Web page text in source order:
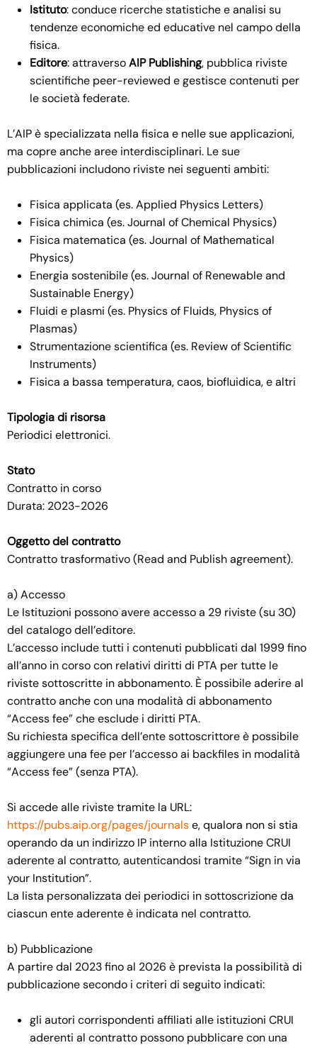
Istituto: conduce ricerche statistiche e analisi su
tendenze economiche ed educative nel campo della
fisica.
Editore: attraversoAIP Publishing, pubblica riviste
scientifiche peer-reviewed e gestisce contenuti per
le società federate.
L’AIP è specializzata nella fisica e nelle sue applicazioni,
ma copre anche aree interdisciplinari. Le sue
pubblicazioni includono riviste nei seguenti ambiti:
Fisica applicata (es. Applied Physics Letters)
Fisica chimica (es. Journal of Chemical Physics)
Fisica matematica (es. Journal of Mathematical
Physics)
Energia sostenibile (es. Journal of Renewable and
Sustainable Energy)
Fluidi e plasmi (es. Physics of Fluids, Physics of
Plasmas)
Strumentazione scientifica (es. Review of Scientific
Instruments)
Fisica a bassa temperatura, caos, biofluidica, e altri
Tipologia di risorsa
Periodici elettronici.
Stato
Contratto in corso
Durata: 2023-2026
Oggetto del contratto
Contratto trasformativo (Read and Publish agreement).
a) Accesso
Le Istituzioni possono avere accesso a 29 riviste (su 30)
del catalogo dell’editore.
L’accesso include tutti i contenuti pubblicati dal 1999 fino
all’anno in corso con relativi diritti di PTA per tutte le
riviste sottoscritte in abbonamento. È possibile aderire al
contratto anche con una modalità di abbonamento
“Access fee” che esclude i diritti PTA.
Su richiesta specifica dell’ente sottoscrittore è possibile
aggiungere una fee per l’accesso ai backfiles in modalità
“Access fee” (senza PTA).
Si accede alle riviste tramite la URL:
https://pubs.aip.org/pages/journalse, qualora non si stia
operando da un indirizzo IP interno alla Istituzione CRUI
aderente al contratto, autenticandosi tramite “Sign in via
your Institution”.
La lista personalizzata dei periodici in sottoscrizione da
ciascun ente aderente è indicata nel contratto.
b) Pubblicazione
A partire dal 2023 fino al 2026 è prevista la possibilità di
pubblicazione secondo i criteri di seguito indicati:
gli autori corrispondenti affiliati alle istituzioni CRUI
aderenti al contratto possono pubblicare con una